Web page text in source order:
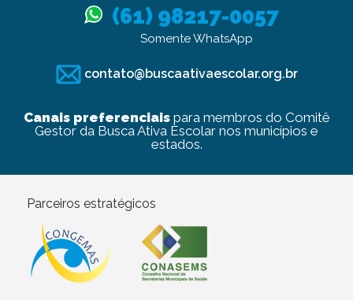
(61) 98217-0057
Somente WhatsApp
contato@buscaativaescolar.org.br
Canais preferenciaispara membros do Comitê
Gestor da Busca Ativa Escolar nos municípios e
estados.
Parceiros estratégicos